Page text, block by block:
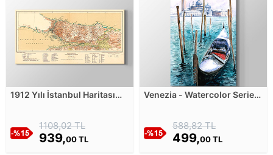
1912 Yılı İstanbul Haritası
1108,02 TL
939,00 TL
Venezia - Watercolor Series
588,82 TL
499,00 TL